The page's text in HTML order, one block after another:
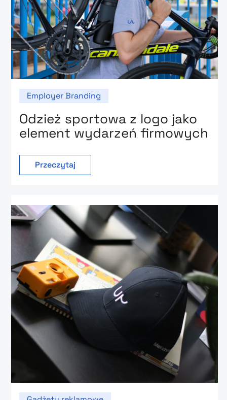
Employer Branding
Odzież sportowa z logo jako
element wydarzeń firmowych
Przeczytaj